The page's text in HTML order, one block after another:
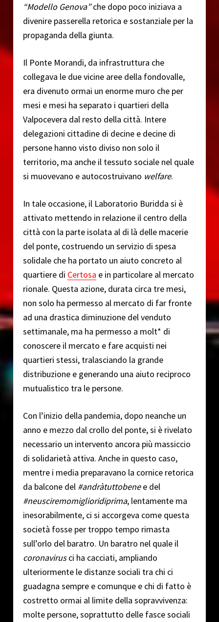
“Modello Genova”che dopo poco iniziava a
divenire passerella retorica e sostanziale per la
propaganda della giunta.
Il Ponte Morandi, da infrastruttura che
collegava le due vicine aree della fondovalle,
era divenuto ormai un enorme muro che per
mesi e mesi ha separato i quartieri della
Valpocevera dal resto della città. Intere
delegazioni cittadine di decine e decine di
persone hanno visto diviso non solo il
territorio, ma anche il tessuto sociale nel quale
si muovevano e autocostruivano welfare.
In tale occasione, il Laboratorio Buridda si è
attivato mettendo in relazione il centro della
città con la parte isolata al di là delle macerie
del ponte, costruendo un servizio di spesa
solidale che ha portato un aiuto concreto al
quartiere di Certosa e in particolare al mercato
rionale. Questa azione, durata circa tre mesi,
non solo ha permesso al mercato di far fronte
ad una drastica diminuzione del venduto
settimanale, ma ha permesso a molt* di
conoscere il mercato e fare acquisti nei
quartieri stessi, tralasciando la grande
distribuzione e generando una aiuto reciproco
mutualistico tra le persone.
Con l’inizio della pandemia, dopo neanche un
anno e mezzo dal crollo del ponte, si è rivelato
necessario un intervento ancora più massiccio
di solidarietà attiva. Anche in questo caso,
mentre i media preparavano la cornice retorica
da balcone del #andràtuttobenee del
#neusciremomiglioridiprima, lentamente ma
inesorabilmente, ci si accorgeva come questa
società fosse per troppo tempo rimasta
sull’orlo del baratro. Un baratro nel quale il
coronavirusci ha cacciati, ampliando
ulteriormente le distanze sociali tra chi ci
guadagna sempre e comunque e chi di fatto è
costretto ormai al limite della sopravvivenza:
molte persone, soprattutto delle fasce sociali